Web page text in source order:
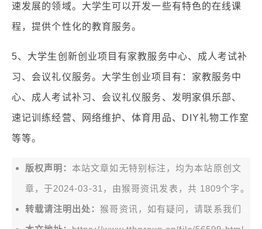
速发展的领域。大学生可以开发一些有特色的在线课
程，提供个性化的教育服务。
5、大学生创新创业项目有家教服务中心、成人考试补
习、会议礼仪服务。大学生创业项目有：家教服务中
心、成人考试补习、会议礼仪服务、发明家俱乐部、
速记训练经营、网络维护、体育用品、DIY礼物工作室
等等。
版权声明： 本站文章如无特别标注，均为本站原创文
章，于2024-03-31，由猴哥资讯 发表，共 1809个字。
转载请注明出处：猴哥资讯，如有疑问，请联系我们